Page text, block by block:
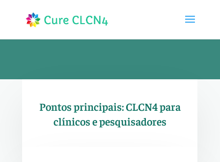
Pontos principais: CLCN4 para
clínicos e pesquisadores